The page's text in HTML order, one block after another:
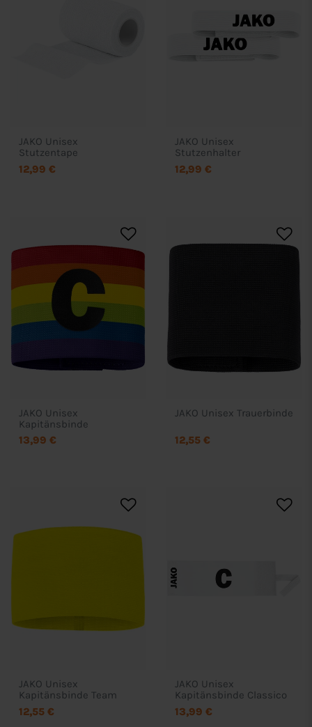
JAKO Unisex
Stutzentape
12,99 €
JAKO Unisex
Stutzenhalter
12,99 €
JAKO Unisex
Kapitänsbinde
13,99 €
JAKO Unisex Trauerbinde
12,55 €
JAKO Unisex
Kapitänsbinde Team
12,55 €
JAKO Unisex
Kapitänsbinde Classico
13,99 €